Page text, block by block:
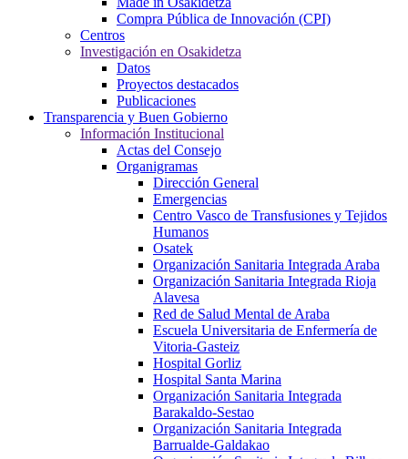
Compra Pública de Innovación (CPI)
Centros
Investigación en Osakidetza
Datos
Proyectos destacados
Publicaciones
Transparencia y Buen Gobierno
Información Institucional
Actas del Consejo
Organigramas
Dirección General
Emergencias
Centro Vasco de Transfusiones y Tejidos
Humanos
Osatek
Organización Sanitaria Integrada Araba
Organización Sanitaria Integrada Rioja
Alavesa
Red de Salud Mental de Araba
Escuela Universitaria de Enfermería de
Vitoria-Gasteiz
Hospital Gorliz
Hospital Santa Marina
Organización Sanitaria Integrada
Barakaldo-Sestao
Organización Sanitaria Integrada
Barrualde-Galdakao